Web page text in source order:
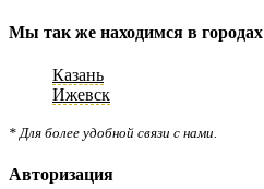
Мы так же находимся в городах
Казань
Ижевск
* Для более удобной связи с нами.
Авторизация